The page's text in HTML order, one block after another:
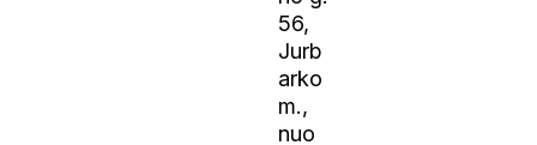
56,
Jurb
arko
m.,
nuo